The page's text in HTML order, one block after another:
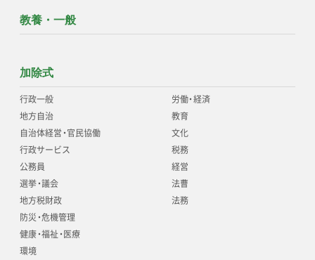
教養・一般
加除式
行政一般
地方自治
自治体経営・官民協働
行政サービス
公務員
選挙・議会
地方税財政
防災・危機管理
健康・福祉・医療
環境
労働・経済
教育
文化
税務
経営
法曹
法務